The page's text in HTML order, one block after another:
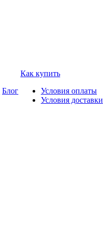
Блог
Как купить
Условия оплаты
Условия доставки